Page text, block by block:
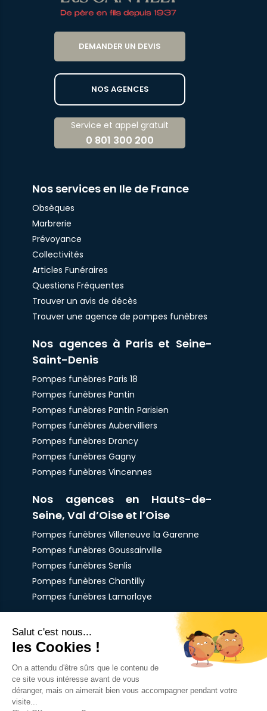
DEMANDER UN DEVIS
NOS AGENCES
Service et appel gratuit
0 801 300 200
Nos services en Ile de France
Obsèques
Marbrerie
Prévoyance
Collectivités
Articles Funéraires
Questions Fréquentes
Trouver un avis de décès
Trouver une agence de pompes funèbres
Nos agences à Paris et Seine-
Saint-Denis
Pompes funèbres Paris 18
Pompes funèbres Pantin
Pompes funèbres Pantin Parisien
Pompes funèbres Aubervilliers
Pompes funèbres Drancy
Pompes funèbres Gagny
Pompes funèbres Vincennes
Nos agences en Hauts-de-
Seine, Val d’Oise et l’Oise
Pompes funèbres Villeneuve la Garenne
Pompes funèbres Goussainville
Pompes funèbres Senlis
Pompes funèbres Chantilly
Pompes funèbres Lamorlaye
Nos funérariums en France
Funérarium d'Aubervilliers
Funérarium de Goussainville
Funérarium de Lamorlaye
Funérarium de Pantin
Besoin d'aide ?